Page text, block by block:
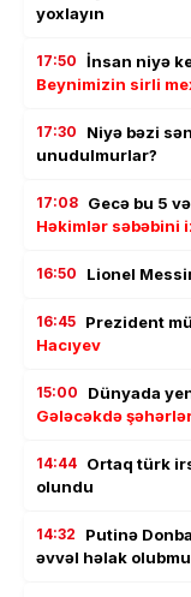
yoxlayın
17:50 İnsan niyə
Beynimizin sirli
17:30
Niyə bəzi
unudulmurlar?
17:08 Gecə bu 5
Həkimlər səbəbini
16:50 Lionel
16:45 Prezident
Hacıyev
15:00
Dünyada
Gələcəkdə
14:44 Ortaq türk
olundu
14:32
Putinə
əvvəl həlak